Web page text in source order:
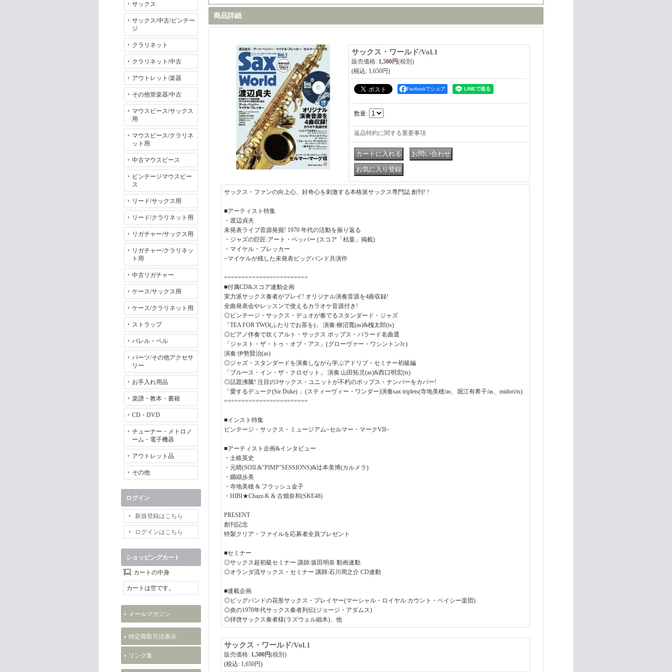
サックス
サックス/中古/ビンテー
ジ
クラリネット
クラリネット/中古
アウトレット/楽器
その他管楽器/中古
マウスピース/サックス
用
マウスピース/クラリネ
ット用
中古マウスピース
ビンテージマウスピー
ス
リード/サックス用
リード/クラリネット用
リガチャー/サックス用
リガチャー/クラリネッ
ト用
中古リガチャー
ケース/サックス用
ケース/クラリネット用
ストラップ
バレル・ベル
パーツ/その他アクセサ
リー
お手入れ用品
楽譜・教本・書籍
CD・DVD
チューナー・メトロノ
ーム・電子機器
アウトレット品
その他
ログイン
新規登録はこちら
ログインはこちら
ショッピングカート
カートの中身
カートは空です。
メールマガジン
特定商取引法表示
リンク集
商品詳細
サックス・ワールド/Vol.1
販売価格: 1,500円(税別)
(税込: 1,650円)
Facebookでシェア
数量:
返品特約に関する重要事項
サックス・ファンの向上心、好奇心を刺激する本格派サックス専門誌 創刊! !
■アーティスト特集
・渡辺貞夫
未発表ライブ音源発掘! 1970 年代の活動を振り返る
・ジャズの巨匠:アート・ペッパー (スコア「枯葉」掲載)
・マイケル・ブレッカー
~マイケルが残した未発表ビッグバンド共演作
========================
■付属CD&スコア連動企画
実力派サックス奏者がプレイ! オリジナル演奏音源を4曲収録!
全曲発表会やレッスンで使えるカラオケ音源付き!
◎ビンテージ・サックス・デュオが奏でるスタンダード・ジャズ
「TEA FOR TWO(ふたりでお茶を)」 演奏:柳沼寬(as)&槐太郎(ts)
◎ピアノ伴奏で吹くアルト・サックス ポップス・バラード名曲選
「ジャスト・ザ・トゥ・オブ・アス」(グローヴァー・ワシントンJr.)
演奏:伊勢賢治(as)
◎ジャズ・スタンダードを演奏しながら学ぶアドリブ・セミナー初級編
「ブルース・イン・ザ・クロゼット」 演奏:山田拓児(as)&西口明宏(ts)
◎話題沸騰! 注目の3サックス・ユニットが不朽のポップス・ナンバーをカバー!
「愛するデューク(Sir Duke) 」(スティーヴィー・ワンダー)演奏sax triplets(寺地美穂/as、堀江有希子/as、midori/ts)
========================
■インスト特集
ビンテージ・サックス・ミュージアム~セルマー・マークVII~
■アーティスト企画&インタビュー
・土岐英史
・元晴(SOIL&"PIMP"SESSIONS)&辻本美博(カルメラ)
・纐纈歩美
・寺地美穂 & フラッシュ金子
・HIBI★Chazz-K & 古畑奈和(SKE48)
PRESENT
創刊記念
特製クリア・ファイルを応募者全員プレゼント
■セミナー
◎サックス超初級セミナー 講師:坂田明奈 動画連動
◎オランダ流サックス・セミナー 講師:石川周之介 CD連動
■連載企画
◎ビッグバンドの花形サックス・プレイヤー(マーシャル・ロイヤル:カウント・ベイシー楽団)
◎炎の1970年代サックス奏者列伝(ジョージ・アダムス)
◎拝啓サックス奏者様(ラズウェル細木)、他
サックス・ワールド/Vol.1
販売価格: 1,500円(税別)
(税込: 1,650円)